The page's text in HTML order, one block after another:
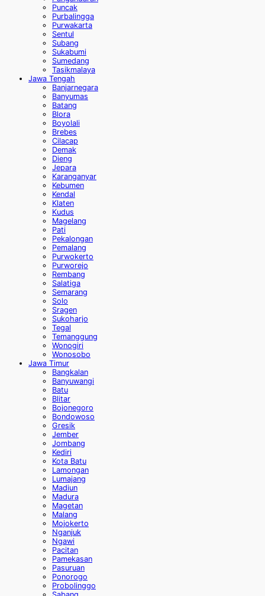
Puncak
Purbalingga
Purwakarta
Sentul
Subang
Sukabumi
Sumedang
Tasikmalaya
Jawa Tengah
Banjarnegara
Banyumas
Batang
Blora
Boyolali
Brebes
Cilacap
Demak
Dieng
Jepara
Karanganyar
Kebumen
Kendal
Klaten
Kudus
Magelang
Pati
Pekalongan
Pemalang
Purwokerto
Purworejo
Rembang
Salatiga
Semarang
Solo
Sragen
Sukoharjo
Tegal
Temanggung
Wonogiri
Wonosobo
Jawa Timur
Bangkalan
Banyuwangi
Batu
Blitar
Bojonegoro
Bondowoso
Gresik
Jember
Jombang
Kediri
Kota Batu
Lamongan
Lumajang
Madiun
Madura
Magetan
Malang
Mojokerto
Nganjuk
Ngawi
Pacitan
Pamekasan
Pasuruan
Ponorogo
Probolinggo